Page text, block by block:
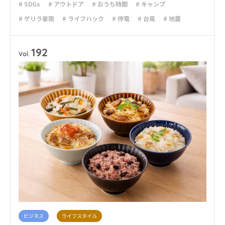
# SDGs # アウトドア # おうち時間
# キャンプ
# ゲリラ豪雨
# ライフハック # 停電 # 台風
# 地震
# 防災備蓄
Vol. 192
ビジネス ライフスタイル